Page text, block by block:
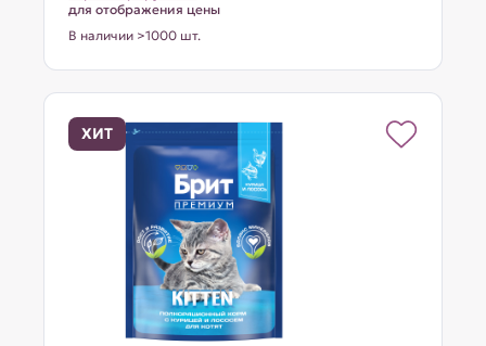
для отображения цены
В наличии >1000 шт.
ХИТ